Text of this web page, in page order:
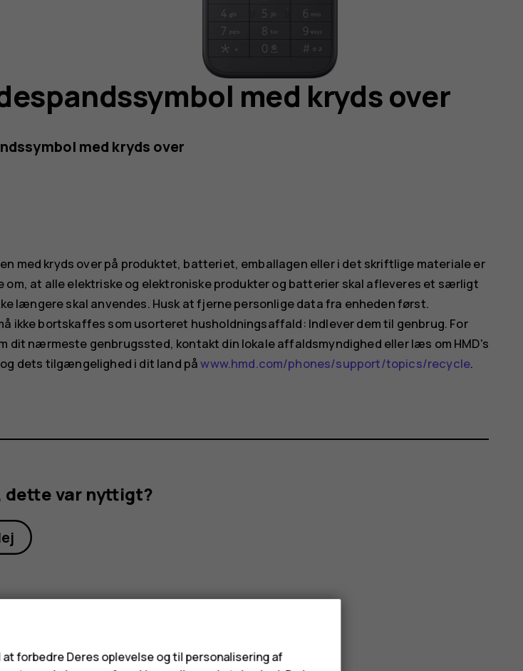
med kryds over
med kryds over
med kryds over på produktet, batteriet, emballagen eller i det skriftlige materiale er
om, at alle elektriske og elektroniske produkter og batterier skal afleveres et særligt
længere skal anvendes. Husk at fjerne personlige data fra enheden først.
ikke bortskaffes som usorteret husholdningsaffald: Indlever dem til genbrug. For
dit nærmeste genbrugssted, kontakt din lokale affaldsmyndighed eller læs om HMD's
dets tilgængelighed i dit land påwww.hmd.com/phones/support/topics/recycle.
dette var nyttigt?
forbedre Deres oplevelse og til personalisering af